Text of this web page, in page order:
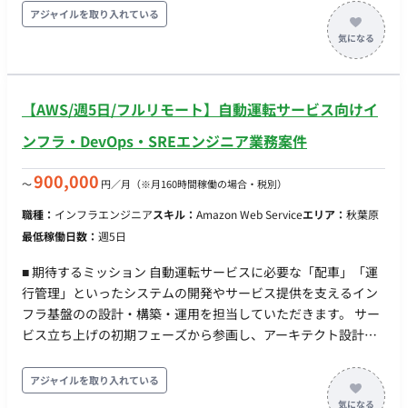
Kotlin, Spring Boot ・フロントエンド：TypeScript, Angular,
RxJS, PrimeNG, Akita ・インフラ：AWS, Docker, MySQL,
ElasticSearch, Redis, Datadog, Kibana, Sentry ・リポジトリ管
理：GitHub Enterprise Cloud ・コミュニケーション：Slack,
GitHubProjects ・開発環境：JetBrains All Products Pack
（IntelliJ IDEA, DataGrip, WebStorm）, Github Copilot,
Claude Code ・デザイン環境：Figma ・グループウェア：
Google workspace ・生成AI: Gemini, notebooklm ■配属組織
年齢は３５歳ぐらいのチームです ・一人一人が裁量をもって、
開発を進める組織です ・初めて経験するスキルなどは、ペアプ
・10:00~19:00、平日週5日 ・週3日(月火金)出社、週2日リモー
ト ・PC貸与
アジャイルを取り入れている
【AWS/週5日/フルリモート】自動運転サービス向けイ
ンフラ・DevOps・SREエンジニア業務案件
〜900,000 円／月 （※月160時間稼働の場合・税別）
職種： インフラエンジニアスキル： Amazon Web Serviceエリア： 秋葉原
最低稼働日数： 週5日
■ 期待するミッション 自動運転サービスに必要な「配車」「運
行管理」といったシステムの開発やサービス提供を支えるイン
フラ基盤のの設計・構築・運用を担当していただきます。 サー
ビス立ち上げの初期フェーズから参画し、アーキテクト設計や
計後はインフラエンジニア/SREとして環境の構築および最適化
など主導できるエンジニアを募集しています。 ■ 業務内容・担
アジャイルを取り入れている